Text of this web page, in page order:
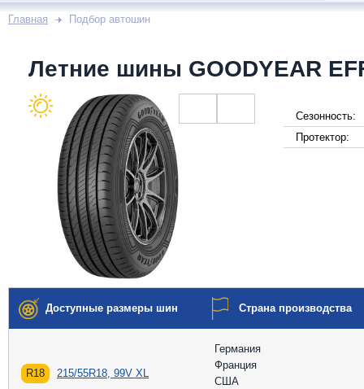
Главная Подбор автошин
Летние шины GOODYEAR
Сезонность:
Протектор:
Доступные размеры шин Страна производства
R18 215/55R18, 99V XL
Германия
Франция
США